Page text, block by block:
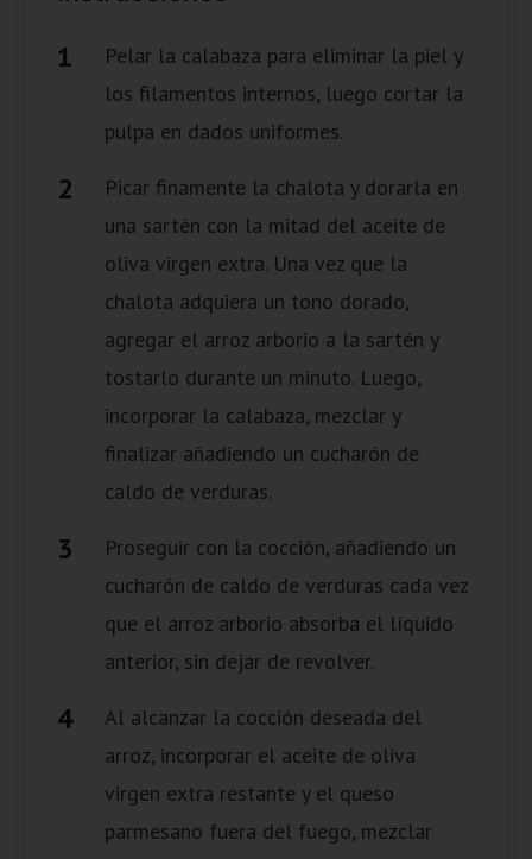
Pelar la calabaza para eliminar la piel y
los filamentos internos, luego cortar la
pulpa en dados uniformes.
Picar finamente la chalota y dorarla en
una sartén con la mitad del aceite de
oliva virgen extra. Una vez que la
chalota adquiera un tono dorado,
agregar el arroz arborio a la sartén y
tostarlo durante un minuto. Luego,
incorporar la calabaza, mezclar y
finalizar añadiendo un cucharón de
caldo de verduras.
Proseguir con la cocción, añadiendo un
cucharón de caldo de verduras cada vez
que el arroz arborio absorba el líquido
anterior, sin dejar de revolver.
Al alcanzar la cocción deseada del
arroz, incorporar el aceite de oliva
virgen extra restante y el queso
parmesano fuera del fuego, mezclar